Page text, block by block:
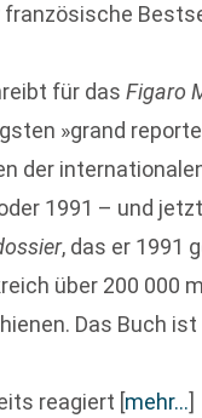
französische
für dasFigaro
»grand
der
1991 – und
, das er 1991
über 200 000
Das Buch
reagiert [mehr…]